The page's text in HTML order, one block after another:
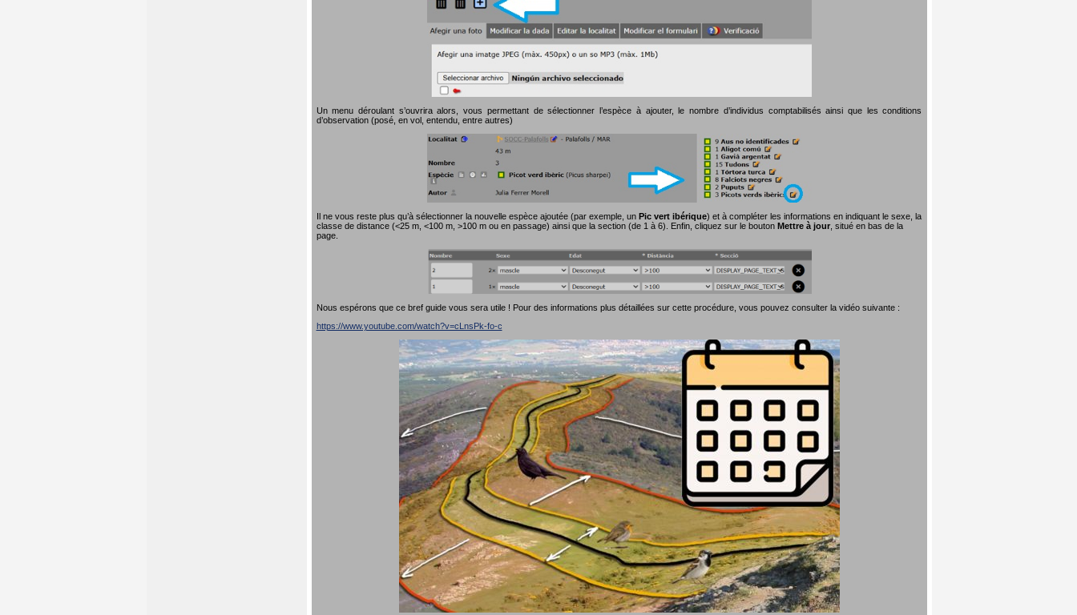
Un menu déroulant s’ouvrira alors, vous permettant de sélectionner l’espèce à ajouter, le nombre d’individus comptabilisés ainsi que les conditions
d’observation (posé, en vol, entendu, entre autres)
Il ne vous reste plus qu’à sélectionner la nouvelle espèce ajoutée (par exemple, un Pic vert ibérique) et à compléter les informations en indiquant le sexe, la
classe de distance (<25 m, <100 m, >100 m ou en passage) ainsi que la section (de 1 à 6). Enfin, cliquez sur le bouton Mettre à jour, situé en bas de la
page.
Nous espérons que ce bref guide vous sera utile ! Pour des informations plus détaillées sur cette procédure, vous pouvez consulter la vidéo suivante :
https://www.youtube.com/watch?v=cLnsPk-fo-c